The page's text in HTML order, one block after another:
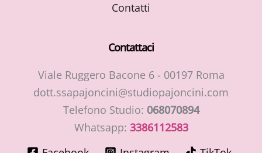
Contatti
Contattaci
Viale Ruggero Bacone 6 - 00197 Roma
dott.ssapajoncini@studiopajoncini.com
Telefono Studio: 068070894
Whatsapp: 3386112583